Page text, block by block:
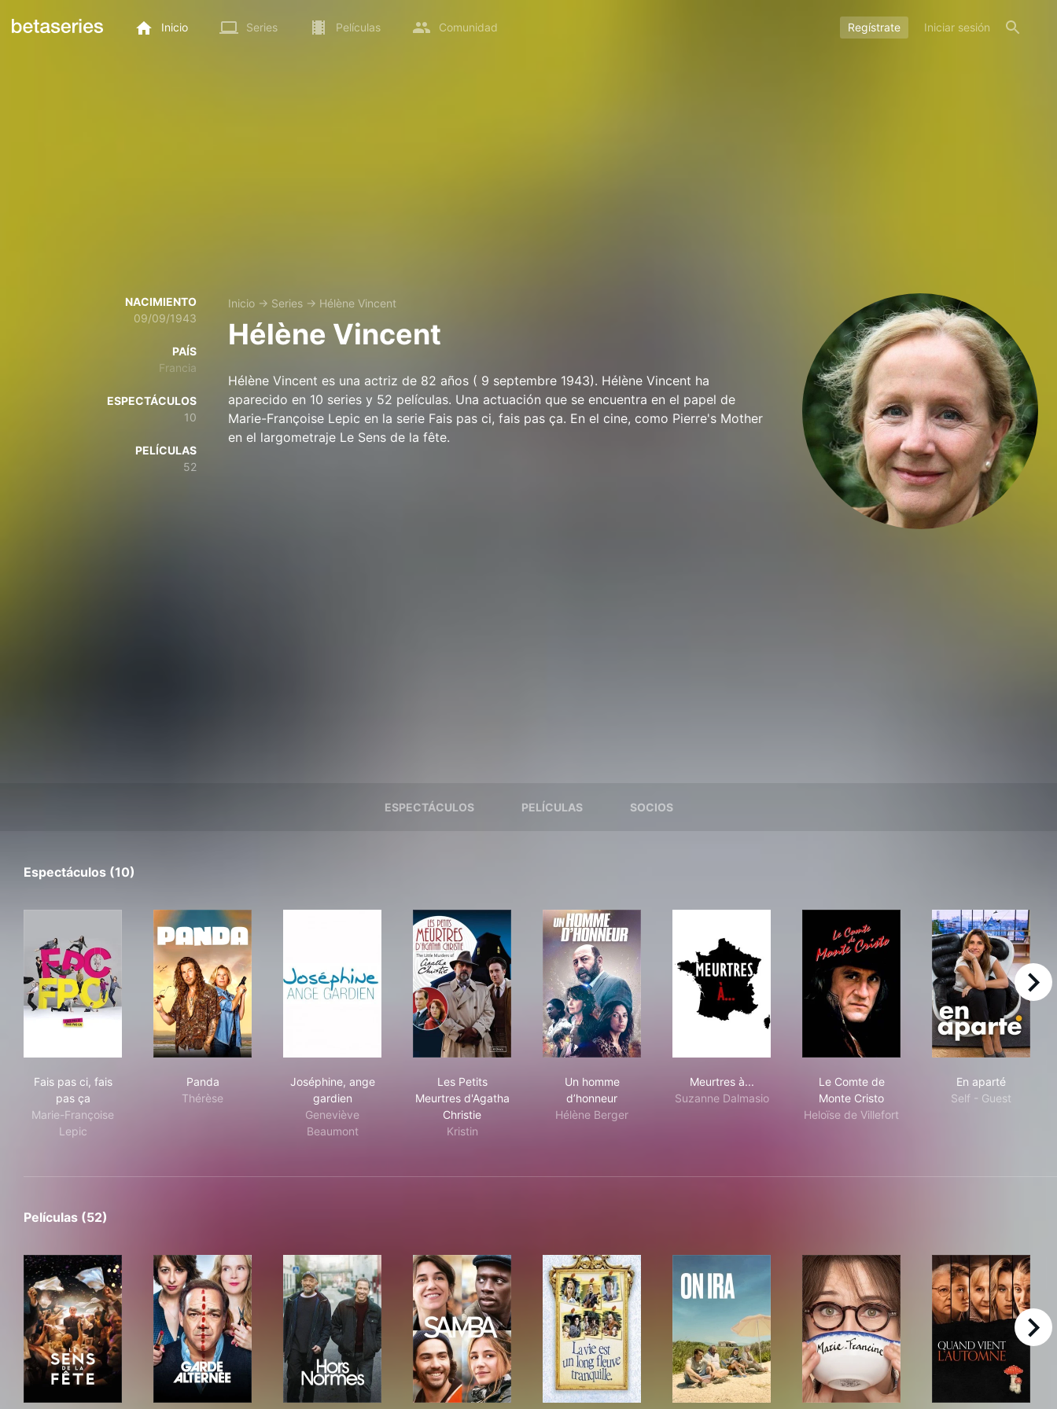
Inicio Series Películas Comunidad Regístrate Iniciar sesión
NACIMIENTO
09/09/1943
PAÍS
Francia
ESPECTÁCULOS
10
PELÍCULAS
52
Inicio → Series → Hélène Vincent
Hélène Vincent
Hélène Vincent es una actriz de 82 años ( 9 septembre 1943). Hélène Vincent ha
aparecido en 10 series y 52 películas. Una actuación que se encuentra en el papel de
Marie-Françoise Lepic en la serie Fais pas ci, fais pas ça. En el cine, como Pierre's Mother
en el largometraje Le Sens de la fête.
ESPECTÁCULOS PELÍCULAS SOCIOS
Espectáculos (10)
Fais pas ci, fais
pas ça
Marie-Françoise
Lepic
Panda
Thérèse
Joséphine, ange
gardien
Geneviève
Beaumont
Les Petits
Meurtres d'Agatha
Christie
Kristin
Un homme
d’honneur
Hélène Berger
Meurtres à...
Suzanne Dalmasio
Le Comte de
Monte Cristo
Heloïse de Villefort
En aparté
Self - Guest
right
Películas (52)
right